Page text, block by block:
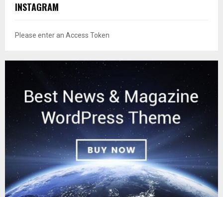
INSTAGRAM
Please enter an Access Token